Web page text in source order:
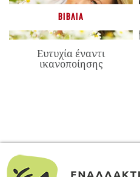
ΒΙΒΛΊΑ
Ευτυχία έναντι
ικανοποίησης